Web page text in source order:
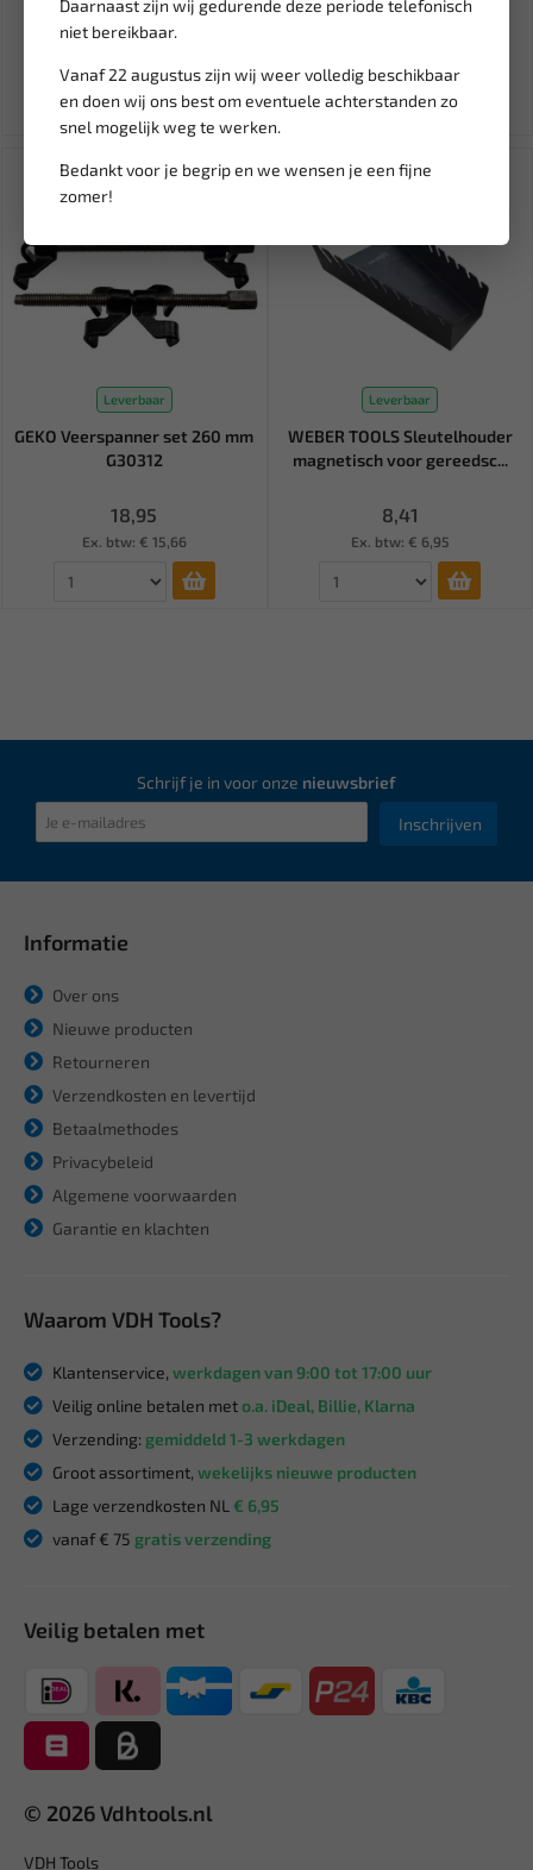
Daarnaast zijn wij gedurende deze periode telefonisch
niet bereikbaar.
Vanaf 22 augustus zijn wij weer volledig beschikbaar
en doen wij ons best om eventuele achterstanden zo
snel mogelijk weg te werken.
Bedankt voor je begrip en we wensen je een fijne
zomer!
18,26
21,48
Ex. btw: € 15,09
Ex. btw: € 21,49
Leverbaar
GEKO Veerspanner set 260 mm
G30312
18,95
Ex. btw: € 15,66
Leverbaar
WEBER TOOLS Sleutelhouder
magnetisch voor gereedsc...
8,41
Ex. btw: € 6,95
Schrijf je in voor onze nieuwsbrief
Inschrijven
Informatie
Over ons
Nieuwe producten
Retourneren
Verzendkosten en levertijd
Betaalmethodes
Privacybeleid
Algemene voorwaarden
Garantie en klachten
Waarom VDH Tools?
Klantenservice, werkdagen van 9:00 tot 17:00 uur
Veilig online betalen meto.a. iDeal, Billie, Klarna
Verzending: gemiddeld 1-3 werkdagen
Groot assortiment, wekelijks nieuwe producten
Lage verzendkosten NL € 6,95
vanaf € 75 gratis verzending
Veilig betalen met
© 2026 Vdhtools.nl
VDH Tools